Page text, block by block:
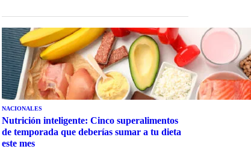
NACIONALES
Nutrición inteligente: Cinco superalimentos
de temporada que deberías sumar a tu dieta
este mes